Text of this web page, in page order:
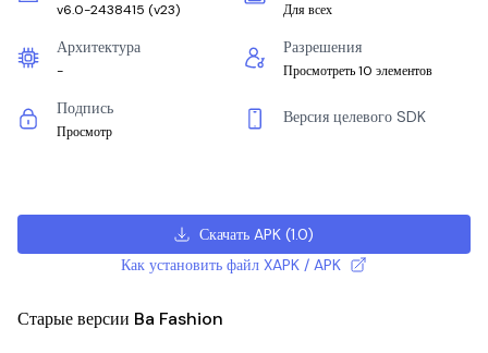
v6.0-2438415 (v23) Для всех
Архитектура
-
Разрешения
Просмотреть 10 элементов
Подпись
Просмотр
Версия целевого SDK
Скачать APK (1.0)
Как установить файл XAPK / APK
Старые версии Ba Fashion